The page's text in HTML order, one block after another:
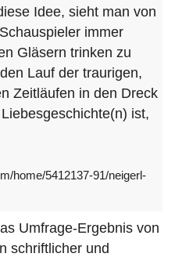
Idee, sieht man von
immer
Gläsern trinken zu
Lauf der traurigen,
Zeitläufen in den Dreck
ist,
home/5412137-91/neigerl-
Umfrage-Ergebnis von
schriftlicher und